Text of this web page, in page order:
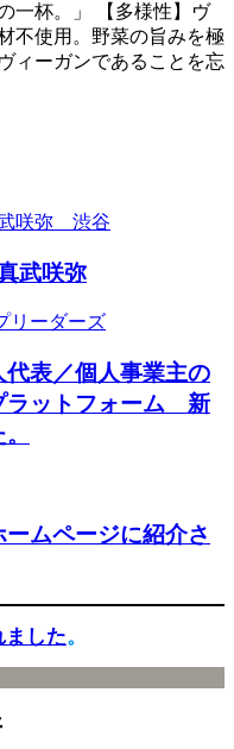
一杯。」 【多様性】ヴ
不使用。野菜の旨みを極
ィーガンであることを忘
武咲弥
代表／個人事業主の
ラットフォーム 新
ムページに紹介さ
ました。